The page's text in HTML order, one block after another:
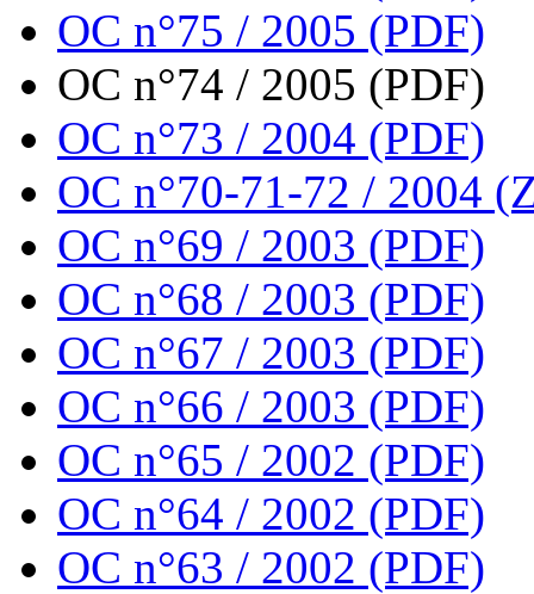
OC n°75 / 2005 (PDF)
OC n°74 / 2005 (PDF)
OC n°73 / 2004 (PDF)
OC n°70-71-72 / 2004
OC n°69 / 2003 (PDF)
OC n°68 / 2003 (PDF)
OC n°67 / 2003 (PDF)
OC n°66 / 2003 (PDF)
OC n°65 / 2002 (PDF)
OC n°64 / 2002 (PDF)
OC n°63 / 2002 (PDF)